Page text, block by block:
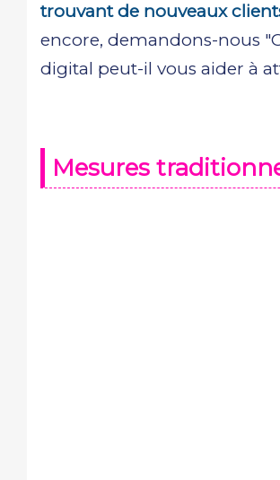
trouvant de nouveaux
encore, demandons-nous
digital peut-il vous aider à
Mesures